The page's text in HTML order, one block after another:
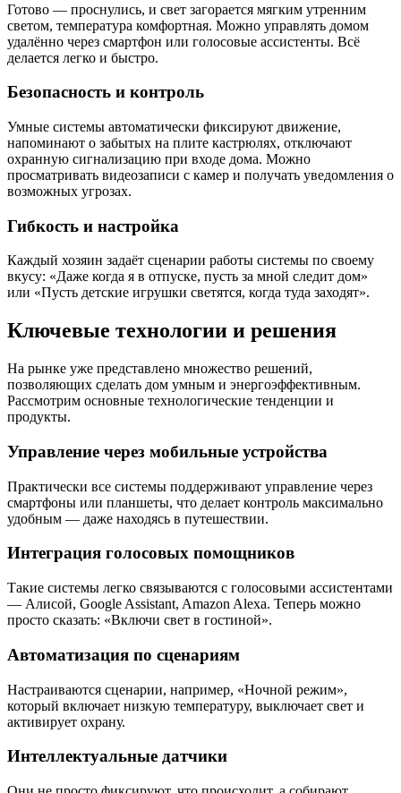
Готово — проснулись, и свет загорается мягким утренним
светом, температура комфортная. Можно управлять домом
удалённо через смартфон или голосовые ассистенты. Всё
делается легко и быстро.
Безопасность и контроль
Умные системы автоматически фиксируют движение,
напоминают о забытых на плите кастрюлях, отключают
охранную сигнализацию при входе дома. Можно
просматривать видеозаписи с камер и получать уведомления о
возможных угрозах.
Гибкость и настройка
Каждый хозяин задаёт сценарии работы системы по своему
вкусу: «Даже когда я в отпуске, пусть за мной следит дом»
или «Пусть детские игрушки светятся, когда туда заходят».
Ключевые технологии и решения
На рынке уже представлено множество решений,
позволяющих сделать дом умным и энергоэффективным.
Рассмотрим основные технологические тенденции и
продукты.
Управление через мобильные устройства
Практически все системы поддерживают управление через
смартфоны или планшеты, что делает контроль максимально
удобным — даже находясь в путешествии.
Интеграция голосовых помощников
Такие системы легко связываются с голосовыми ассистентами
— Алисой, Google Assistant, Amazon Alexa. Теперь можно
просто сказать: «Включи свет в гостиной».
Автоматизация по сценариям
Настраиваются сценарии, например, «Ночной режим»,
который включает низкую температуру, выключает свет и
активирует охрану.
Интеллектуальные датчики